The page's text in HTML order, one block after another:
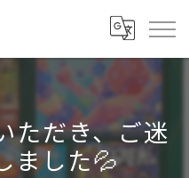
ただき、ご迷
ました💦